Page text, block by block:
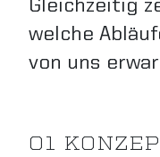
Gleichzeitig
welche
von uns
01